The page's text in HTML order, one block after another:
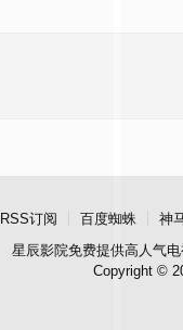
RSS订阅 百度蜘蛛 神
星辰影院免费提供高人气
Copyright ©